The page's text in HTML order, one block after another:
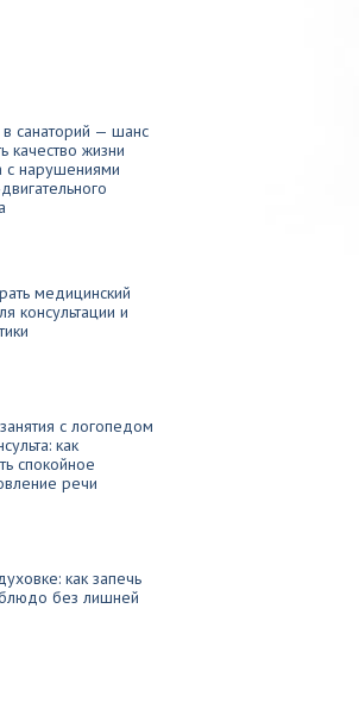
в санаторий — шанс
качество жизни
с нарушениями
медицинский
консультации и
с логопедом
как
спокойное
речи
как запечь
без лишней